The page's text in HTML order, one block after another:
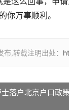
你万事顺利。
,转载注明出处：
落户北京户口政